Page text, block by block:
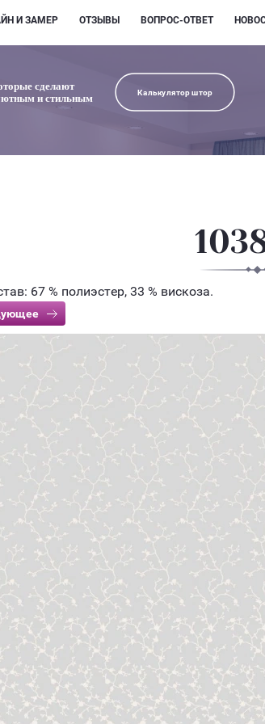
И ЗАМЕР ОТЗЫВЫ ВОПРОС-ОТВЕТ
сделают
и стильным
Калькулятор штор
67 % полиэстер, 33 % вискоза.